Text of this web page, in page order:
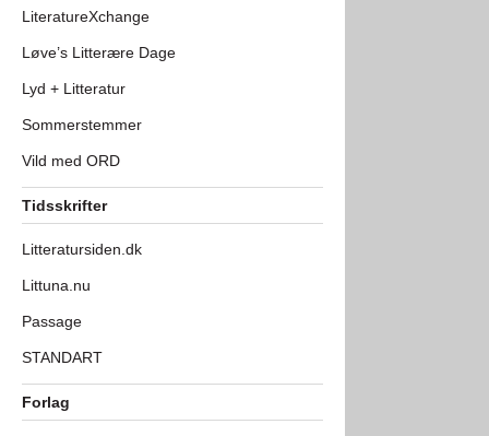
LiteratureXchange
Løve’s Litterære Dage
Lyd + Litteratur
Sommerstemmer
Vild med ORD
Tidsskrifter
Litteratursiden.dk
Littuna.nu
Passage
STANDART
Forlag